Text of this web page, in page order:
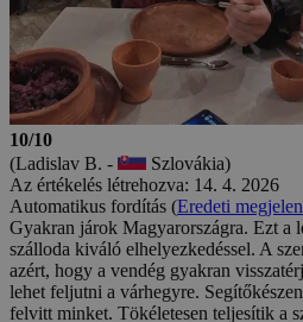
10/10
(Ladislav B. -
Szlovákia)
Az értékelés létrehozva: 14. 4. 2026
Automatikus fordítás (Eredeti
Gyakran járok Magyarországra. Ezt a
szálloda kiváló elhelyezkedéssel. A
azért, hogy a vendég gyakran
lehet feljutni a várhegyre.
felvitt minket. Tökéletesen teljesítik a